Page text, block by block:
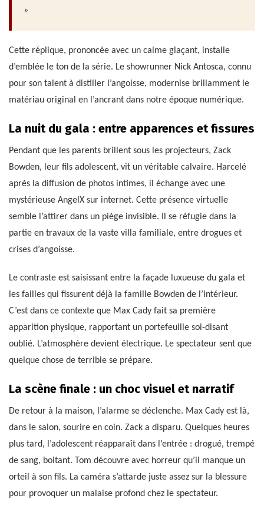
»
Cette réplique, prononcée avec un calme glaçant, installe
d’emblée le ton de la série. Le showrunner Nick Antosca, connu
pour son talent à distiller l’angoisse, modernise brillamment le
matériau original en l’ancrant dans notre époque numérique.
La nuit du gala : entre apparences et fissures
Pendant que les parents brillent sous les projecteurs, Zack
Bowden, leur fils adolescent, vit un véritable calvaire. Harcelé
après la diffusion de photos intimes, il échange avec une
mystérieuse AngelX sur internet. Cette présence virtuelle
semble l’attirer dans un piège invisible. Il se réfugie dans la
partie en travaux de la vaste villa familiale, entre drogues et
crises d’angoisse.
Le contraste est saisissant entre la façade luxueuse du gala et
les failles qui fissurent déjà la famille Bowden de l’intérieur.
C’est dans ce contexte que Max Cady fait sa première
apparition physique, rapportant un portefeuille soi-disant
oublié. L’atmosphère devient électrique. Le spectateur sent que
quelque chose de terrible se prépare.
La scène finale : un choc visuel et narratif
De retour à la maison, l’alarme se déclenche. Max Cady est là,
dans le salon, sourire en coin. Zack a disparu. Quelques heures
plus tard, l’adolescent réapparaît dans l’entrée : drogué, trempé
de sang, boitant. Tom découvre avec horreur qu’il manque un
orteil à son fils. La caméra s’attarde juste assez sur la blessure
pour provoquer un malaise profond chez le spectateur.